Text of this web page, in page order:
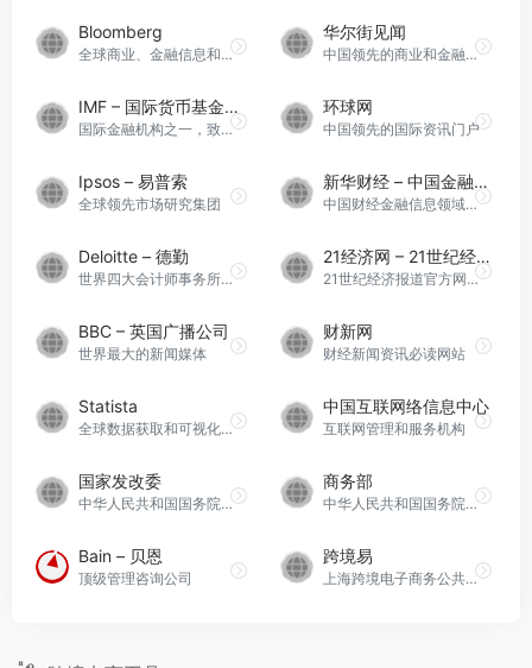
Bloomberg
全球商业、金融信息和财经资讯的领先提供商
华尔街见闻
中国领先的商业和金融信息提供商
IMF – 国际货币基金组织
国际金融机构之一，致力于促进全球经济的可持续增长和繁荣
环球网
中国领先的国际资讯门户
Ipsos – 易普索
全球领先市场研究集团
新华财经 – 中国金融信息网
中国财经金融信息领域的权威发布和服务平台
Deloitte – 德勤
世界四大会计师事务所之一
21经济网 – 21世纪经济报道
21世纪经济报道官方网站，中国三大经济报纸之一
BBC – 英国广播公司
世界最大的新闻媒体
财新网
财经新闻资讯必读网站
Statista
全球数据获取和可视化领域的领先者之一
中国互联网络信息中心
互联网管理和服务机构
国家发改委
中华人民共和国国务院的组成部门
商务部
中华人民共和国国务院组成部门
Bain – 贝恩
顶级管理咨询公司
跨境易
上海跨境电子商务公共服务平台